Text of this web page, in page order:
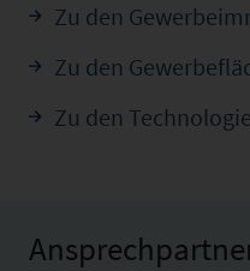
Zu den
Zu den
Zu den